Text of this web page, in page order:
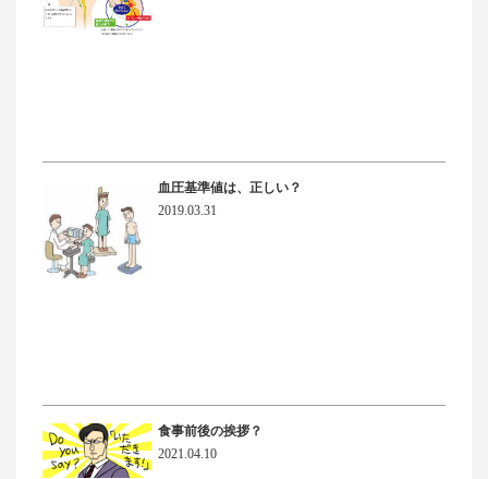
血圧基準値は、正しい？
2019.03.31
食事前後の挨拶？
2021.04.10